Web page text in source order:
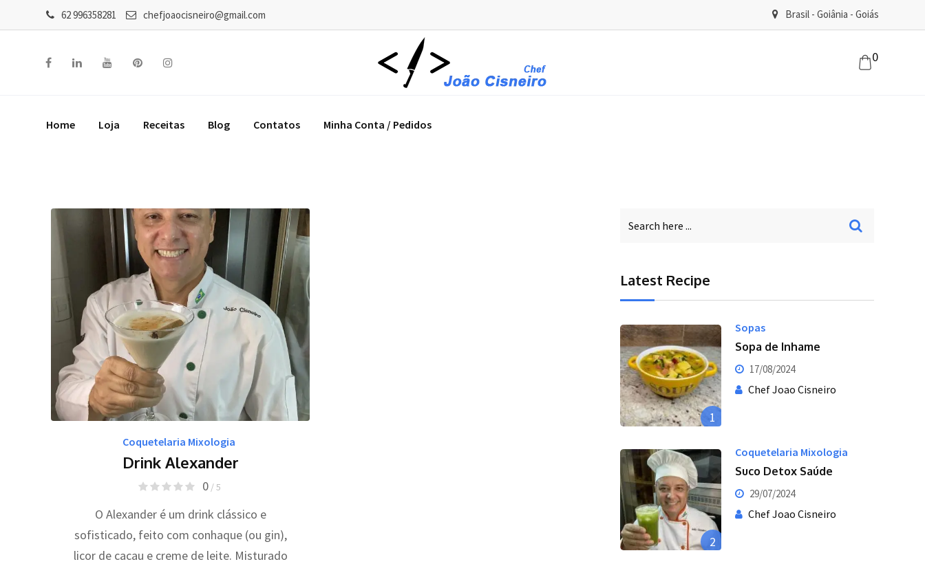
62 996358281 chefjoaocisneiro@gmail.com Brasil - Goiânia - Goiás
0
Home Loja Receitas Blog Contatos Minha Conta / Pedidos
Coquetelaria Mixologia
Drink Alexander
0/ 5
O Alexander é um drink clássico e
sofisticado, feito com conhaque (ou gin),
licor de cacau e creme de leite. Misturado
Latest Recipe
1
Sopas
Sopa de Inhame
17/08/2024
Chef Joao Cisneiro
2
Coquetelaria Mixologia
Suco Detox Saúde
29/07/2024
Chef Joao Cisneiro